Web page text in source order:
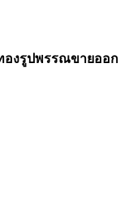
องรูปพรรณขายออก